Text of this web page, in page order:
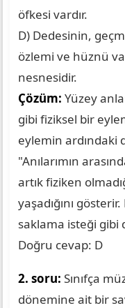
öfkesi vardır.
D) Dedesinin,
özlemi ve hüznü
nesnesidir.
Çözüm: Yüzey
gibi fiziksel bir
eylemin ardındaki
"Anılarımın
artık fiziken
yaşadığını
saklama isteği gibi
Doğru cevap: D
2. soru: Sınıfça
dönemine ait bir